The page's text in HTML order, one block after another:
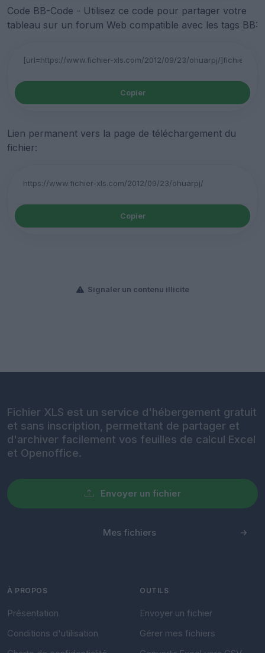
Code BB-Code - Utilisez ce code pour partager votre
tableau sur un forum Web compatible avec les tags BB:
Copier
Lien permanent vers la page de téléchargement du
fichier:
Copier
Signaler un contenu illicite
Fichier XLS est un service d'hébergement gratuit
et sans inscription, permettant de partager et
d'archiver facilement vos feuilles de calcul Excel
et Openoffice.
Envoyer un fichier
Mes fichiers
À PROPOS
Présentation
Conditions d'utilisation
OUTILS
Envoyer un fichier
Gérer mes fichiers